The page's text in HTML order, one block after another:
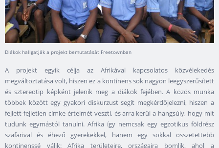
Diákok hallgatják a projekt bemutatását Freetownban
A projekt egyik célja az Afrikával kapcsolatos közvélekedés
megváltoztatása volt, hiszen ez a kontinens sok nagyon leegyszerűsített
és sztereotip képként jelenik meg a diákok fejében. A közös munka
többek között egy gyakori diskurzust segít megkérdőjelezni, hiszen a
fejlett-fejletlen címke értelmét veszti, és arra kerül a hangsúly, hogy mit
tudunk egymástól tanulni. Afrika így nemcsak egy egzotikus földrész
szafarival és éhező gyerekekkel, hanem egy sokkal összetettebb
kontinenssé válik: Afrika területeire, országaira bomlik, ahol a